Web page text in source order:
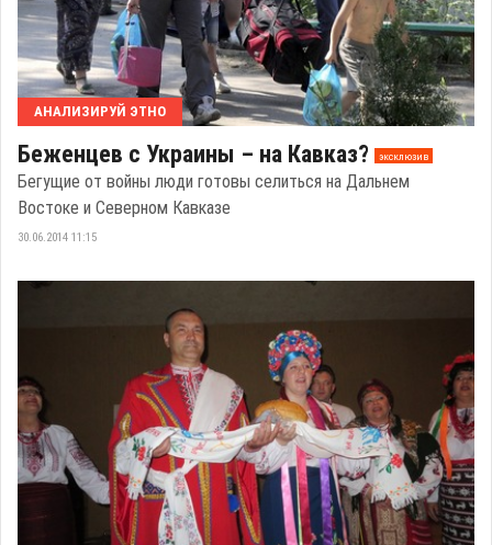
АНАЛИЗИРУЙ ЭТНО
Беженцев с Украины – на Кавказ? эксклюзив
Бегущие от войны люди готовы селиться на Дальнем
Востоке и Северном Кавказе
30.06.2014 11:15